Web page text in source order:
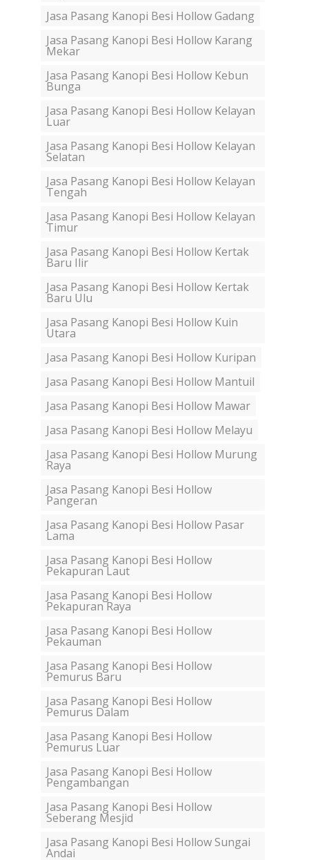
Jasa Pasang Kanopi Besi Hollow Gadang
Jasa Pasang Kanopi Besi Hollow Karang
Mekar
Jasa Pasang Kanopi Besi Hollow Kebun
Bunga
Jasa Pasang Kanopi Besi Hollow Kelayan
Luar
Jasa Pasang Kanopi Besi Hollow Kelayan
Selatan
Jasa Pasang Kanopi Besi Hollow Kelayan
Tengah
Jasa Pasang Kanopi Besi Hollow Kelayan
Timur
Jasa Pasang Kanopi Besi Hollow Kertak
Baru Ilir
Jasa Pasang Kanopi Besi Hollow Kertak
Baru Ulu
Jasa Pasang Kanopi Besi Hollow Kuin
Utara
Jasa Pasang Kanopi Besi Hollow Kuripan
Jasa Pasang Kanopi Besi Hollow Mantuil
Jasa Pasang Kanopi Besi Hollow Mawar
Jasa Pasang Kanopi Besi Hollow Melayu
Jasa Pasang Kanopi Besi Hollow Murung
Raya
Jasa Pasang Kanopi Besi Hollow
Pangeran
Jasa Pasang Kanopi Besi Hollow Pasar
Lama
Jasa Pasang Kanopi Besi Hollow
Pekapuran Laut
Jasa Pasang Kanopi Besi Hollow
Pekapuran Raya
Jasa Pasang Kanopi Besi Hollow
Pekauman
Jasa Pasang Kanopi Besi Hollow
Pemurus Baru
Jasa Pasang Kanopi Besi Hollow
Pemurus Dalam
Jasa Pasang Kanopi Besi Hollow
Pemurus Luar
Jasa Pasang Kanopi Besi Hollow
Pengambangan
Jasa Pasang Kanopi Besi Hollow
Seberang Mesjid
Jasa Pasang Kanopi Besi Hollow Sungai
Andai